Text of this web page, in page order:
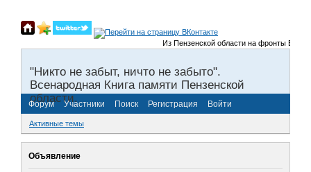
Из Пензенской области на фронты
"Никто не забыт, ничто не забыто".
Всенародная Книга памяти Пензенской
области.
Форум Участники Поиск Регистрация Войти
Активные темы
Объявление